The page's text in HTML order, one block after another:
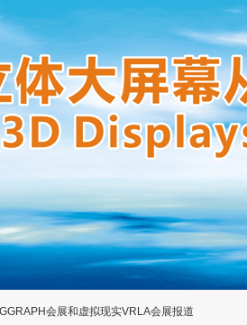
会展和虚拟现实VRLA会展报道
授在美国“显示技术高峰论坛”会议上做报告李超教
会展和虚拟现实VRLA会展报道